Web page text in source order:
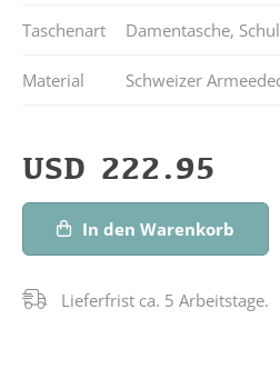
Taschenart Damentasche,
Material Schweizer
USD 222.95
In den Warenkorb
Lieferfrist ca. 5 Arbeitstage.